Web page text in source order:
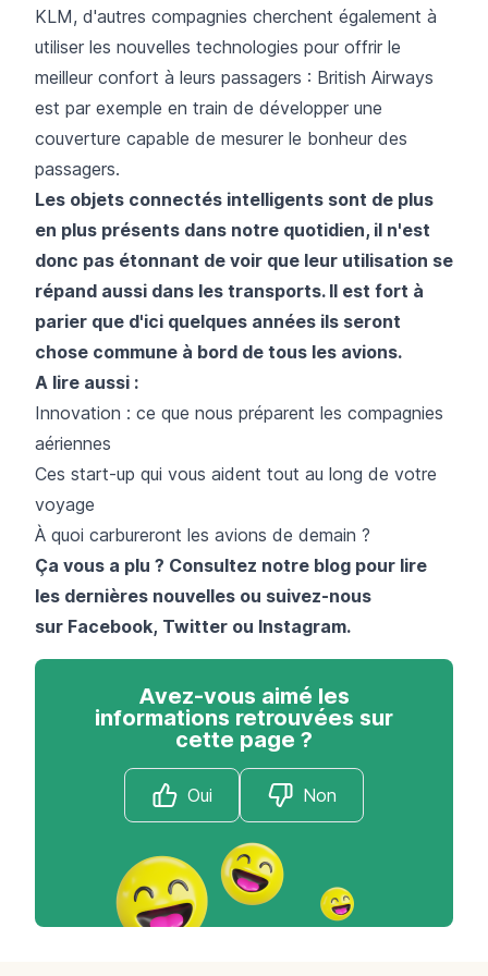
KLM, d'autres compagnies cherchent également à
utiliser les nouvelles technologies pour offrir le
meilleur confort à leurs passagers : British Airways
est par exemple en train de développer une
couverture capable de mesurer le bonheur des
passagers.
Les objets connectés intelligents sont de plus
en plus présents dans notre quotidien, il n'est
donc pas étonnant de voir que leur utilisation se
répand aussi dans les transports. Il est fort à
parier que d'ici quelques années ils seront
chose commune à bord de tous les avions.
A lire aussi :
Innovation : ce que nous préparent les compagnies
aériennes
Ces start-up qui vous aident tout au long de votre
voyage
À quoi carbureront les avions de demain ?
Ça vous a plu ? Consultez notre blog pour lire
les dernières nouvelles ou suivez-nous
sur Facebook, Twitter ou Instagram.
Avez-vous aimé les
informations retrouvées sur
cette page ?
Oui Non